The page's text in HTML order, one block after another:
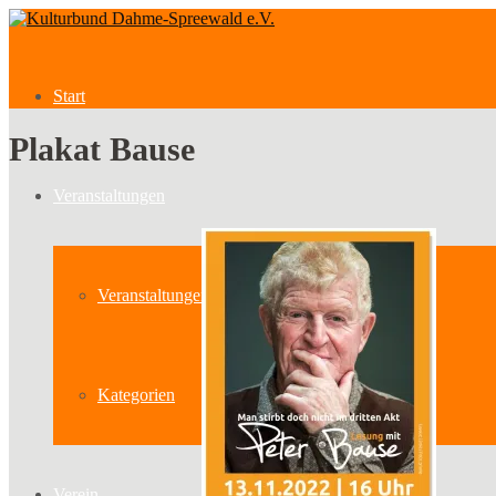
Start
Veranstaltungen
Veranstaltungen
Kategorien
Plakat Bause